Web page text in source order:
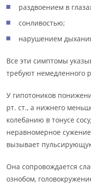
раздвоением в
сонливостью;
нарушением
Все эти симптомы
требуют немедленного
У гипотоников
рт. ст., а нижнего
колебанию в тонусе
неравномерное
вызывает
Она сопровождается
ознобом,